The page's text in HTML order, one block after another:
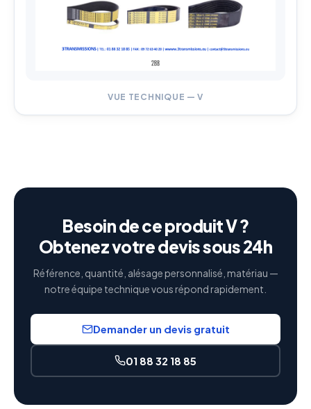
VUE TECHNIQUE — V
Besoin de ce produit V ?
Obtenez votre devis sous 24h
Référence, quantité, alésage personnalisé, matériau —
notre équipe technique vous répond rapidement.
Demander un devis gratuit
01 88 32 18 85